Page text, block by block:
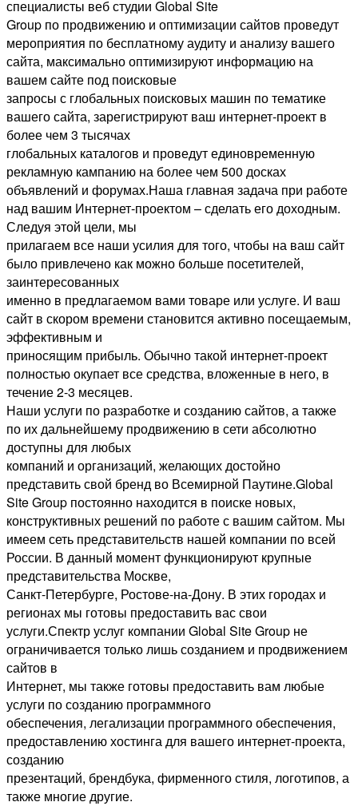
специалисты веб студии Global Site
Group по продвижению и оптимизации сайтов проведут
мероприятия по бесплатному аудиту и анализу вашего
сайта, максимально оптимизируют информацию на
вашем сайте под поисковые
запросы с глобальных поисковых машин по тематике
вашего сайта, зарегистрируют ваш интернет-проект в
более чем 3 тысячах
глобальных каталогов и проведут единовременную
рекламную кампанию на более чем 500 досках
объявлений и форумах.Наша главная задача при работе
над вашим Интернет-проектом – сделать его доходным.
Следуя этой цели, мы
прилагаем все наши усилия для того, чтобы на ваш сайт
было привлечено как можно больше посетителей,
заинтересованных
именно в предлагаемом вами товаре или услуге. И ваш
сайт в скором времени становится активно посещаемым,
эффективным и
приносящим прибыль. Обычно такой интернет-проект
полностью окупает все средства, вложенные в него, в
течение 2-3 месяцев.
Наши услуги по разработке и созданию сайтов, а также
по их дальнейшему продвижению в сети абсолютно
доступны для любых
компаний и организаций, желающих достойно
представить свой бренд во Всемирной Паутине.Global
Site Group постоянно находится в поиске новых,
конструктивных решений по работе с вашим сайтом. Мы
имеем сеть представительств нашей компании по всей
России. В данный момент функционируют крупные
представительства Москве,
Санкт-Петербурге, Ростове-на-Дону. В этих городах и
регионах мы готовы предоставить вас свои
услуги.Спектр услуг компании Global Site Group не
ограничивается только лишь созданием и продвижением
сайтов в
Интернет, мы также готовы предоставить вам любые
услуги по созданию программного
обеспечения, легализации программного обеспечения,
предоставлению хостинга для вашего интернет-проекта,
созданию
презентаций, брендбука, фирменного стиля, логотипов, а
также многие другие.